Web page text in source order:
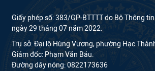
Giấy phép số: 383/GP-BTTTT do Bộ Thông
ngày 29 tháng 07 năm 2022.
Trụ sở: Đại lộ Hùng Vương, phường Hạc
Giám đốc: Phạm Văn Báu.
Đường dây nóng: 0822173636